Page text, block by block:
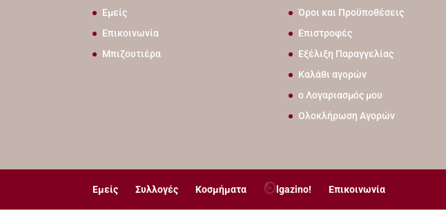
Εμείς
Επικοινωνία
Μπιζουτιέρα
Όροι και Προϋποθέσεις
Επιστροφές
Εξέλιξη Παραγγελίας
Καλάθι αγορών
ο Λογαριασμός μου
Ολοκλήρωση Αγορών
Εμείς Συλλογές Κοσμήματα lgazino! Επικοινωνία